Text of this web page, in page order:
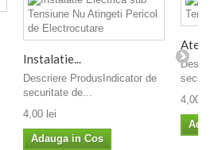
Instalatie...
Descriere ProdusIndicator de
securitate de...
4,00 lei
Adauga in Cos
4,00